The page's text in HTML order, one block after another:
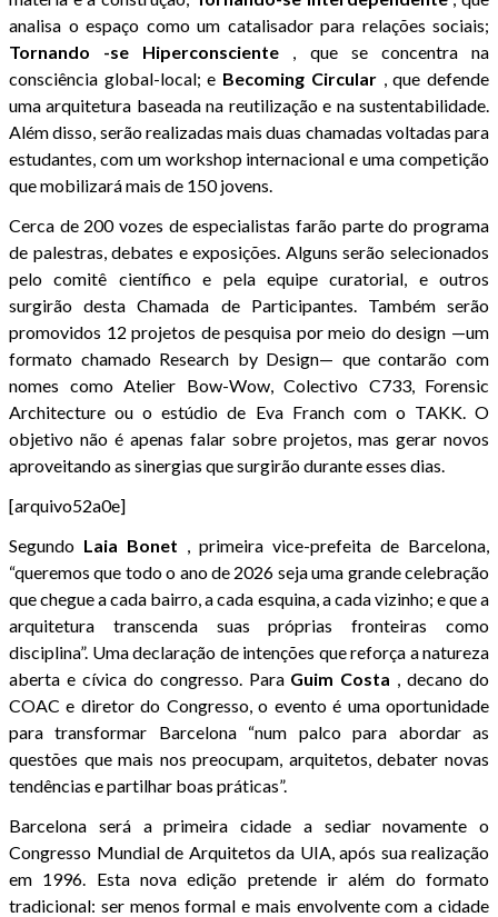
analisa o espaço como um catalisador para relações sociais;
Tornando
-se Hiperconsciente , que se concentra na
consciência global-local; e Becoming Circular, que defende
uma arquitetura baseada na reutilização e na sustentabilidade.
Além disso, serão realizadas mais duas chamadas voltadas para
estudantes, com um workshop internacional e uma competição
que mobilizará mais de 150 jovens.
Cerca de 200 vozes de especialistas farão parte do programa
de palestras, debates e exposições. Alguns serão selecionados
pelo comitê científico e pela equipe curatorial, e outros
surgirão desta Chamada de Participantes. Também serão
promovidos 12 projetos de pesquisa por meio do design —um
formato chamado Research by Design— que contarão com
nomes como Atelier Bow-Wow, Colectivo C733, Forensic
Architecture ou o estúdio de Eva Franch com o TAKK. O
objetivo não é apenas falar sobre projetos, mas gerar novos
aproveitando as sinergias que surgirão durante esses dias.
[arquivo52a0e]
Segundo Laia Bonet , primeira vice-prefeita de Barcelona,
“queremos que todo o ano de 2026 seja uma grande celebração
que chegue a cada bairro, a cada esquina, a cada vizinho; e que a
arquitetura transcenda suas próprias fronteiras como
disciplina”. Uma declaração de intenções que reforça a natureza
aberta e cívica do congresso. Para Guim Costa , decano do
COAC e diretor do Congresso, o evento é uma oportunidade
para transformar Barcelona “num palco para abordar as
questões que mais nos preocupam, arquitetos, debater novas
tendências e partilhar boas práticas”.
Barcelona será a primeira cidade a sediar novamente o
Congresso Mundial de Arquitetos da UIA, após sua realização
em 1996. Esta nova edição pretende ir além do formato
tradicional: ser menos formal e mais envolvente com a cidade